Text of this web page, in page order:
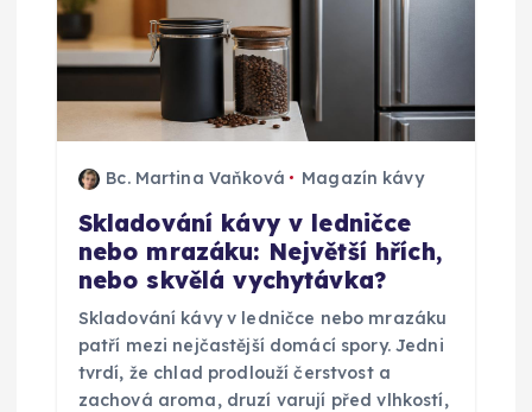
Bc. Martina Vaňková Magazín kávy
Skladování kávy v ledničce
nebo mrazáku: Největší hřích,
nebo skvělá vychytávka?
Skladování kávy v ledničce nebo mrazáku
patří mezi nejčastější domácí spory. Jedni
tvrdí, že chlad prodlouží čerstvost a
zachová aroma, druzí varují před vlhkostí,